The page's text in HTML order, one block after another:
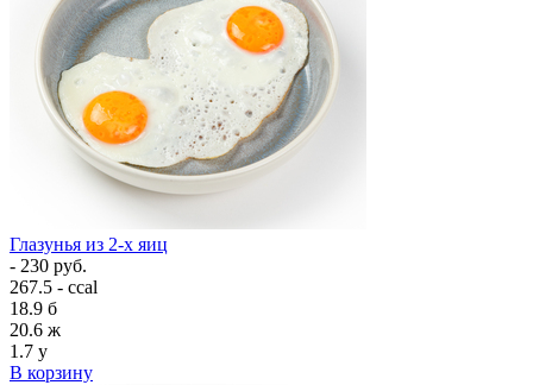
Глазунья из 2-х яиц
- 230 руб.
267.5 - ccal
18.9 б
20.6 ж
1.7 у
В корзину